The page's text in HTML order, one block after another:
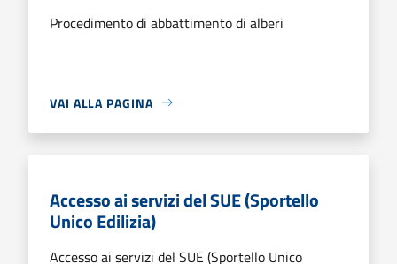
Procedimento di abbattimento di alberi
VAI ALLA PAGINA
Accesso ai servizi del SUE (Sportello
Unico Edilizia)
Accesso ai servizi del SUE (Sportello Unico